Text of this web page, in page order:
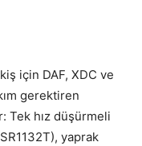
için DAF, XDC ve
gerektiren
Tek hız düşürmeli
yaprak